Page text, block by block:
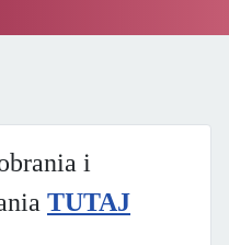
i
TUTAJ